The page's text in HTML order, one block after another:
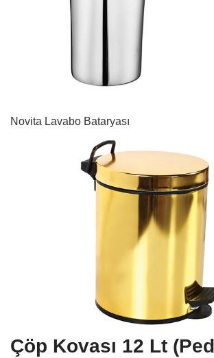
Novita Lavabo Bataryası
Çöp Kovası 12 Lt